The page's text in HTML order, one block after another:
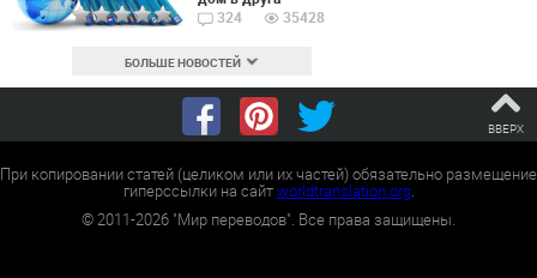
324
35428
БОЛЬШЕ НОВОСТЕЙ
ВВЕРХ
При копировании статей (целиком или их частей) обязательно размещение
гиперссылки на сайтworldtranslation.org.
©2011-2026 "Мир переводов". Все права защищены.